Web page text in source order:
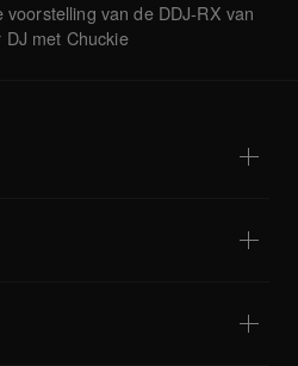
voorstelling van de DDJ-RX van
DJ met Chuckie